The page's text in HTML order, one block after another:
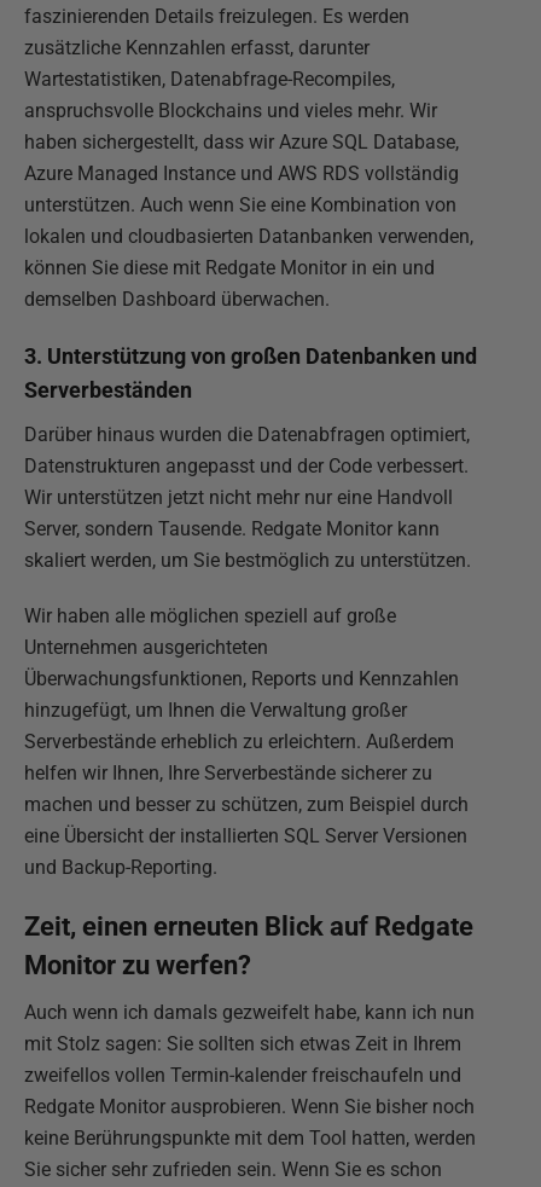
faszinierenden Details freizulegen. Es werden
zusätzliche Kennzahlen erfasst, darunter
Wartestatistiken, Datenabfrage-Recompiles,
anspruchsvolle Blockchains und vieles mehr. Wir
haben sichergestellt, dass wir Azure SQL Database,
Azure Managed Instance und AWS RDS vollständig
unterstützen. Auch wenn Sie eine Kombination von
lokalen und cloudbasierten Datanbanken verwenden,
können Sie diese mit Redgate Monitor in ein und
demselben Dashboard überwachen.
3. Unterstützung von großen Datenbanken und
Serverbeständen
Darüber hinaus wurden die Datenabfragen optimiert,
Datenstrukturen angepasst und der Code verbessert.
Wir unterstützen jetzt nicht mehr nur eine Handvoll
Server, sondern Tausende. Redgate Monitor kann
skaliert werden, um Sie bestmöglich zu unterstützen.
Wir haben alle möglichen speziell auf große
Unternehmen ausgerichteten
Überwachungsfunktionen, Reports und Kennzahlen
hinzugefügt, um Ihnen die Verwaltung großer
Serverbestände erheblich zu erleichtern. Außerdem
helfen wir Ihnen, Ihre Serverbestände sicherer zu
machen und besser zu schützen, zum Beispiel durch
eine Übersicht der installierten SQL Server Versionen
und Backup-Reporting.
Zeit, einen erneuten Blick auf Redgate
Monitor zu werfen?
Auch wenn ich damals gezweifelt habe, kann ich nun
mit Stolz sagen: Sie sollten sich etwas Zeit in Ihrem
zweifellos vollen Termin-kalender freischaufeln und
Redgate Monitor ausprobieren. Wenn Sie bisher noch
keine Berührungspunkte mit dem Tool hatten, werden
Sie sicher sehr zufrieden sein. Wenn Sie es schon